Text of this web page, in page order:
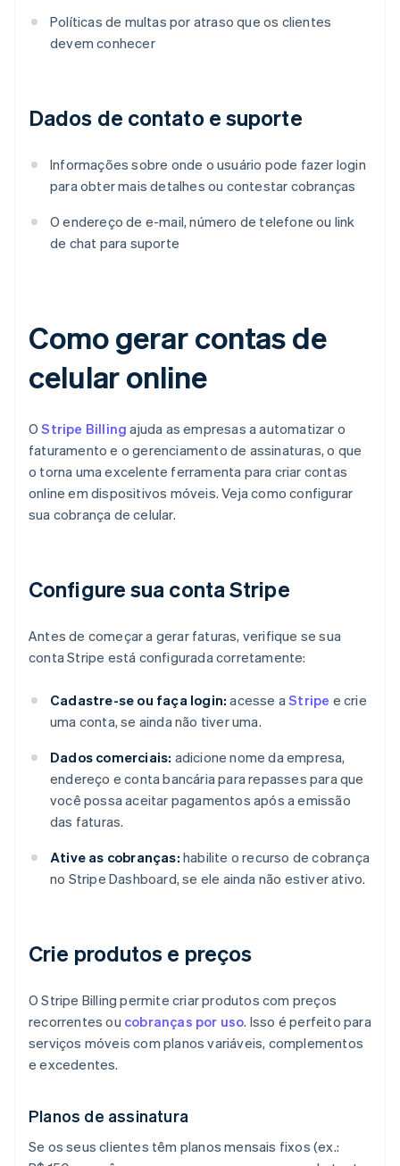
Políticas de multas por atraso que os clientes
devem conhecer
Dados de contato e suporte
Informações sobre onde o usuário pode fazer login
para obter mais detalhes ou contestar cobranças
O endereço de e-mail, número de telefone ou link
de chat para suporte
Como gerar contas de
celular online
OStripe Billing ajuda as empresas a automatizar o
faturamento e o gerenciamento de assinaturas, o que
o torna uma excelente ferramenta para criar contas
online em dispositivos móveis. Veja como configurar
sua cobrança de celular.
Configure sua conta Stripe
Antes de começar a gerar faturas, verifique se sua
conta Stripe está configurada corretamente:
Cadastre-se ou faça login: acesse aStripe e crie
uma conta, se ainda não tiver uma.
Dados comerciais: adicione nome da empresa,
endereço e conta bancária para repasses para que
você possa aceitar pagamentos após a emissão
das faturas.
Ative as cobranças: habilite o recurso de cobrança
no Stripe Dashboard, se ele ainda não estiver ativo.
Crie produtos e preços
O Stripe Billing permite criar produtos com preços
recorrentes ou cobranças por uso. Isso é perfeito para
serviços móveis com planos variáveis, complementos
e excedentes.
Planos de assinatura
Se os seus clientes têm planos mensais fixos (ex.: